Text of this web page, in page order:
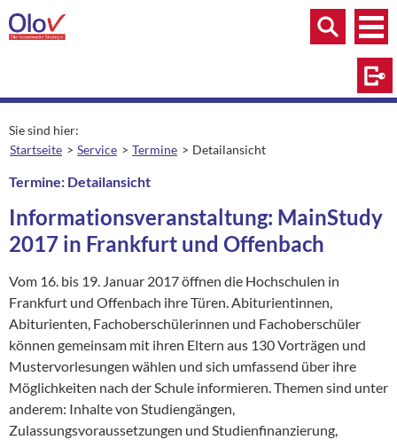
Zum Inhalt springen
Menü
Menü
Suche
Sie sind hier:
Startseite
Service Termine aktuelle Seite:
Detailansicht
Termine: Detailansicht
Informationsveranstaltung: MainStudy
2017 in Frankfurt und Offenbach
Vom 16. bis 19. Januar 2017 öffnen die Hochschulen in
Frankfurt und Offenbach ihre Türen. Abiturientinnen,
Abiturienten, Fachoberschülerinnen und Fachoberschüler
können gemeinsam mit ihren Eltern aus 130 Vorträgen und
Mustervorlesungen wählen und sich umfassend über ihre
Möglichkeiten nach der Schule informieren. Themen sind unter
anderem: Inhalte von Studiengängen,
Zulassungsvoraussetzungen und Studienfinanzierung,